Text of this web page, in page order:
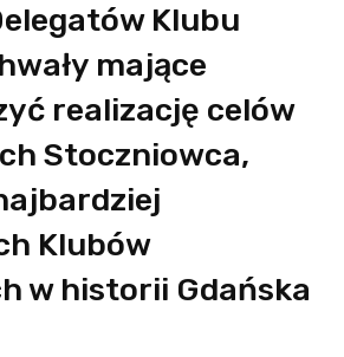
Klubu
mające
realizację celów
Stoczniowca,
Klubów
w historii Gdańska